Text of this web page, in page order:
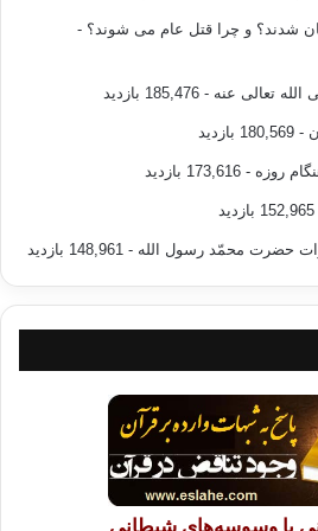
اجتهاده في قبول التعددية الحزبية وتشريعه
الإسلامية وغير ذلك يدلنا على أن مصطلح
ومحدد المعالم والقسمات، إذ يمكن -وفقا
الدولة الإسلامية أشبه بالنظام التداولي،
باتجاه قبول كل الاجتهادات، بيد أنه من الأفضل
ليس تعبديا، وإنما النظام الذي يدعو إليه
تحقيق المثل أو الغايات العليا وعلى رأسها
بأي نظام يحقق هذه المثل، وعندها لن تكون
شدند؟ و چرا قتل عام می شوند؟ -
تعالی عنه - 185,476 بازدید
- 180,569 بازدید
روزه - 173,616 بازدید
حضرت محمّد رسول الله - 148,961 بازدید
یا وسوسه‌های شیطانی